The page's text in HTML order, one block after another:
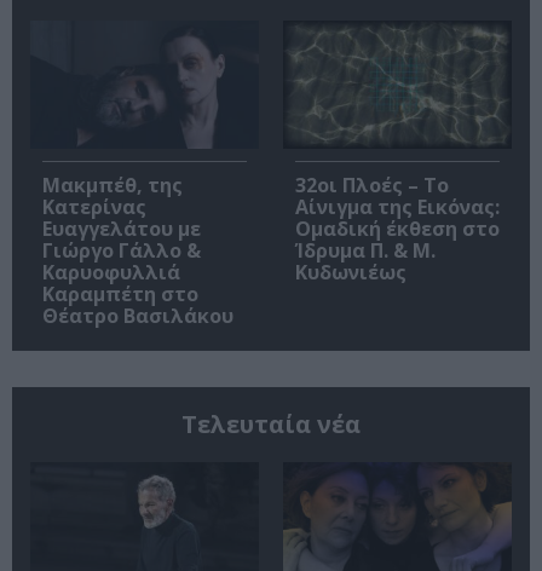
Μακμπέθ, της
Κατερίνας
Ευαγγελάτου με
Γιώργο Γάλλο &
Καρυοφυλλιά
Καραμπέτη στο
Θέατρο Βασιλάκου
32οι Πλοές – Το
Αίνιγμα της Εικόνας:
Ομαδική έκθεση στο
Ίδρυμα Π. & Μ.
Κυδωνιέως
Τελευταία νέα